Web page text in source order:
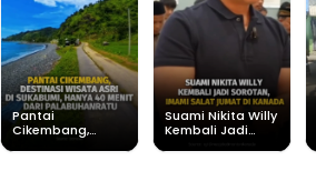
Pantai
Cikembang,
Suami Nikita Willy
Kembali Jadi